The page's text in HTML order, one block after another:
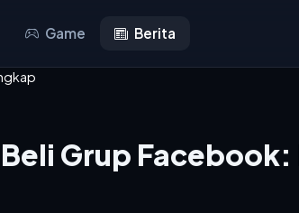
Game Berita
Grup